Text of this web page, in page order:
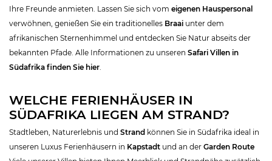
Ihre Freunde anmieten. Lassen Sie sich vom eigenen Hauspersonal
verwöhnen, genießen Sie ein traditionelles Braai unter dem
afrikanischen Sternenhimmel und entdecken Sie Natur abseits der
bekannten Pfade. Alle Informationen zu unseren Safari Villen in
Südafrika finden Sie hier.
WELCHE FERIENHÄUSER IN
SÜDAFRIKA LIEGEN AM STRAND?
Stadtleben, Naturerlebnis und Strand können Sie in Südafrika ideal in
unseren Luxus Ferienhäusern in Kapstadt und an der Garden Route